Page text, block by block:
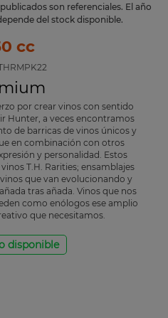
son referenciales. El año
del stock disponible.
cc
por crear vinos con sentido
Hunter, a veces encontramos
de barricas de vinos únicos y
en combinación con otros
y personalidad. Estos
T.H. Rarities; ensamblajes
que van evolucionando y
tras añada. Vinos que nos
como enólogos ese amplio
que necesitamos.
disponible